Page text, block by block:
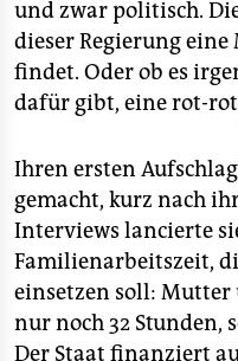
und zwar politisch.
dieser Regierung
findet. Oder ob es
dafür gibt, eine rot-
Ihren ersten
gemacht, kurz nach
Interviews lancierte
Familienarbeitszeit,
einsetzen soll: Mutter
nur noch 32 Stunden,
Der Staat finanziert